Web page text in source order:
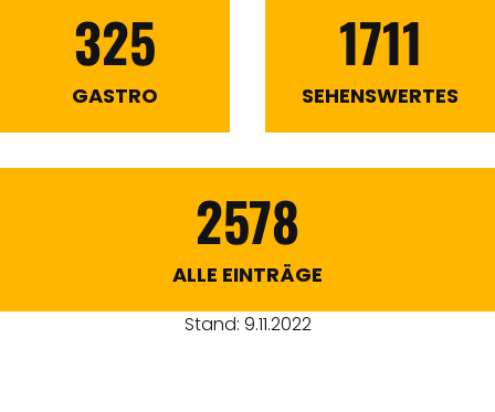
325
GASTRO
1711
SEHENSWERTES
2578
ALLE EINTRÄGE
Stand: 9.11.2022